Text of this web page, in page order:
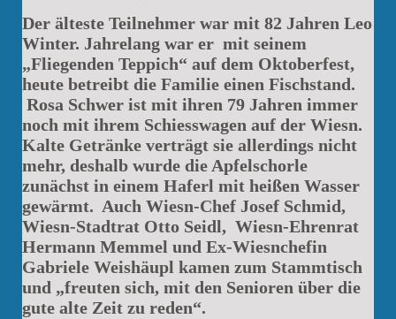
Der älteste Teilnehmer war mit 82 Jahren Leo
Winter. Jahrelang war er mit seinem
„Fliegenden Teppich“ auf dem Oktoberfest,
heute betreibt die Familie einen Fischstand.
Rosa Schwer ist mit ihren 79 Jahren immer
noch mit ihrem Schiesswagen auf der Wiesn.
Kalte Getränke verträgt sie allerdings nicht
mehr, deshalb wurde die Apfelschorle
zunächst in einem Haferl mit heißen Wasser
gewärmt. Auch Wiesn-Chef Josef Schmid,
Wiesn-Stadtrat Otto Seidl, Wiesn-Ehrenrat
Hermann Memmel und Ex-Wiesnchefin
Gabriele Weishäupl kamen zum Stammtisch
und „freuten sich, mit den Senioren über die
gute alte Zeit zu reden“.